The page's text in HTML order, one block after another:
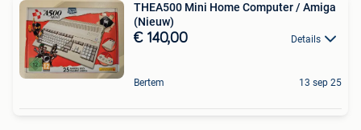
THEA500 Mini Home Computer / Amiga
(Nieuw)
€ 140,00 Details
Bertem 13 sep 25